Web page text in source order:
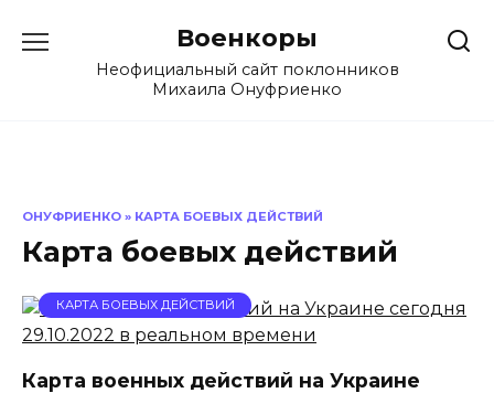
содержанию
Военкоры
Неофициальный сайт поклонников
Михаила Онуфриенко
ОНУФРИЕНКО » КАРТА БОЕВЫХ ДЕЙСТВИЙ
Карта боевых действий
КАРТА БОЕВЫХ ДЕЙСТВИЙ
Карта военных действий на Украине